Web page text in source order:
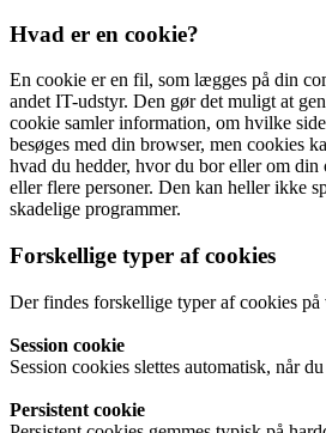
Hvad er en cookie?
En cookie er en fil, som lægges på din
andet IT-udstyr. Den gør det muligt at
cookie samler information, om hvilke
besøges med din browser, men cookies
hvad du hedder, hvor du bor eller om din
eller flere personer. Den kan heller ikke
skadelige programmer.
Forskellige typer af cookies
Der findes forskellige typer af cookies på
Session cookie
Session cookies slettes automatisk, når
Persistent cookie